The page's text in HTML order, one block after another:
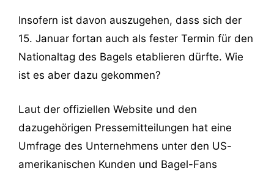
Insofern ist davon auszugehen, dass sich der
15. Januar fortan auch als fester Termin für den
Nationaltag des Bagels etablieren dürfte. Wie
ist es aber dazu gekommen?
Laut der offiziellen Website und den
dazugehörigen Pressemitteilungen hat eine
Umfrage des Unternehmens unter den US-
amerikanischen Kunden und Bagel-Fans